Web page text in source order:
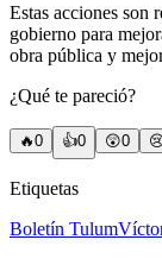
Estas acciones son
gobierno para
obra pública y
¿Qué te pareció?
🔥0 👍0 😲0
Etiquetas
Boletín Tulum